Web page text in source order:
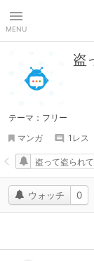
MENU
盗
テーマ：フリー
マンガ
1レス
ウォッチ 0
盗って盗られ